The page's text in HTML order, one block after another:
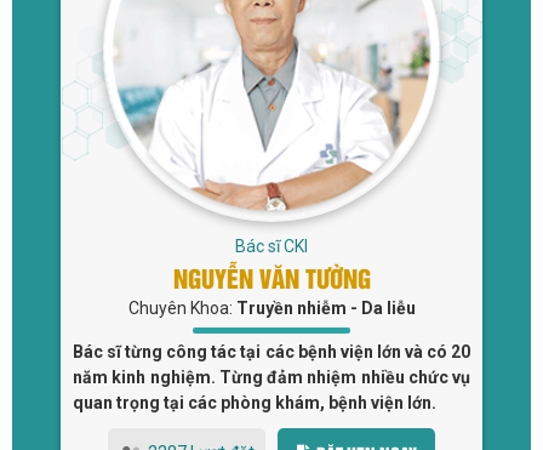
Bác sĩ CKI
NGUYỄN VĂN TƯỜNG
Chuyên Khoa: Truyền nhiễm - Da liễu
Bác sĩ từng công tác tại các bệnh viện lớn và có 20
năm kinh nghiệm. Từng đảm nhiệm nhiều chức vụ
quan trọng tại các phòng khám, bệnh viện lớn.